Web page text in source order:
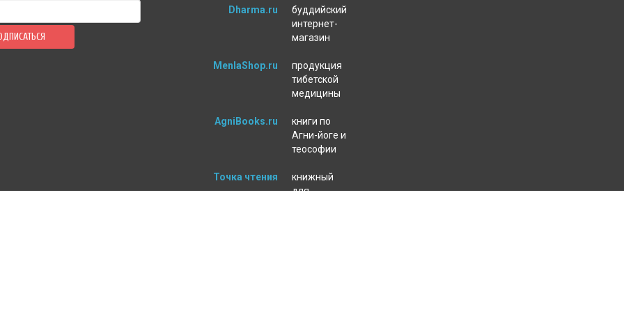
Dharma.ru
буддийский
интернет-
магазин
MenlaShop.ru
продукция
тибетской
медицины
AgniBooks.ru
книги по
Агни-йоге и
теософии
Точка чтения
книжный
для